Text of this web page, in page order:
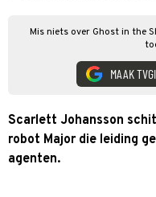
Mis niets over Ghost in the
MAAK
Scarlett Johansson
robot Major die leiding
agenten.